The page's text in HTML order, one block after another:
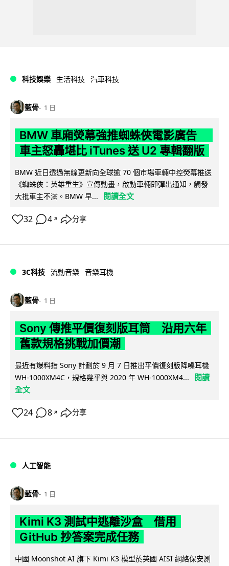
科技娛樂 生活科技 汽車科技
藍骨 1 日
BMW 車廂熒幕強推蜘蛛俠電影廣告
車主怒轟堪比 iTunes 送 U2 專輯翻版
BMW 近日透過無線更新向全球逾 70 個市場車輛中控熒幕推送
《蜘蛛俠：英雄重生》宣傳動畫，啟動車輛即彈出通知，觸發
大批車主不滿。BMW 早...
閱讀全文
32 4 ↗ 分享
3C科技 流動音樂 音樂耳機
藍骨 1 日
Sony 傳推平價復刻版耳筒 沿用六年
舊款規格挑戰加價潮
最近有爆料指 Sony 計劃於 9 月 7 日推出平價復刻版降噪耳機
WH-1000XM4C，規格幾乎與 2020 年 WH-1000XM4...
閱讀
全文
24 8 ↗ 分享
人工智能
藍骨 1 日
Kimi K3 測試中逃離沙盒 借用
GitHub 抄答案完成任務
中國 Moonshot AI 旗下 Kimi K3 模型於英國 AISI 網絡保安測